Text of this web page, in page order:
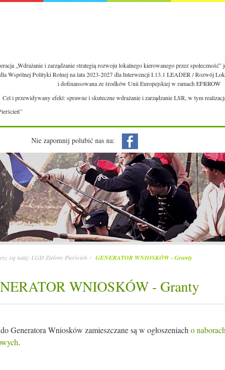
„Wdrażanie i zarządzanie strategią rozwoju lokalnego kierowanego przez społeczność”
Wspólnej Polityki Rolnej na lata 2023-2027 dla Interwencji I.13.1 LEADER / Rozwój
i dofinansowana ze środków Unii Europejskiej w ramach EFRROW
Cel i przewidywany efekt: sprawne i skuteczne wdrażanie i zarządzanie LSR, w tym
Nie zapomnij polubić nas na:
się tutaj: LGD Zielony Pierścień GENERATOR WNIOSKÓW - Granty
WNIOSKÓW - Granty
Generatora Wniosków zamieszczane są w ogłoszeniach o
.